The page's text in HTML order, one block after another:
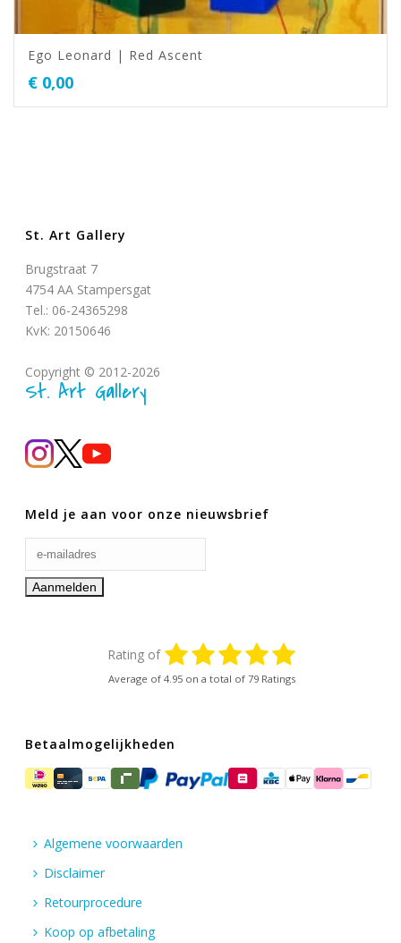
Ego Leonard | Red Ascent
€ 0,00
St. Art Gallery
Brugstraat 7
4754 AA Stampersgat
Tel.: 06-24365298
KvK: 20150646
Copyright © 2012-2026
St. Art Gallery
Meld je aan voor onze nieuwsbrief
Rating of
Average of 4.95 on a total of 79 Ratings
Betaalmogelijkheden
Algemene voorwaarden
Disclaimer
Retourprocedure
Koop op afbetaling